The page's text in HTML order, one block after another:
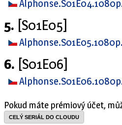
5. [S01E05]
6. [S01E06]
Pokud máte prémiový účet,
CELÝ SERIÁL DO CLOUDU